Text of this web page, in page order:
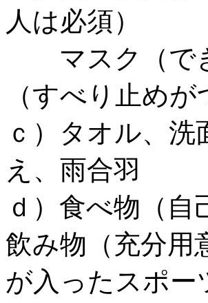
人は必須）
マスク（でき
（すべり止め
ｃ）タオル、
え、雨合羽
ｄ）食べ物（
飲み物（充分用
が入ったスポー